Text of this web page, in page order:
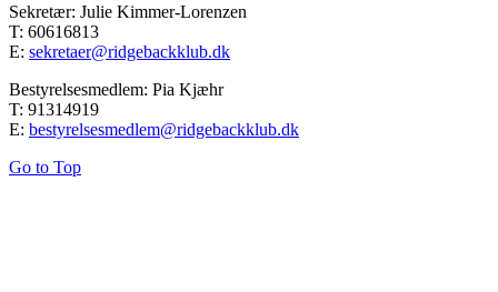
Sekretær: Julie Kimmer-Lorenzen
T: 60616813
E: sekretaer@ridgebackklub.dk
Bestyrelsesmedlem: Pia Kjæhr
T: 91314919
E: bestyrelsesmedlem@ridgebackklub.dk
Go to Top